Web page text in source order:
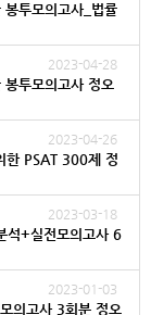
투모의고사_법률
2023-04-28
투모의고사 정오
2023-04-26
한 PSAT 300제 정
2023-03-18
석+실전모의고사 6
2023-01-03
의고사 3회분 정오